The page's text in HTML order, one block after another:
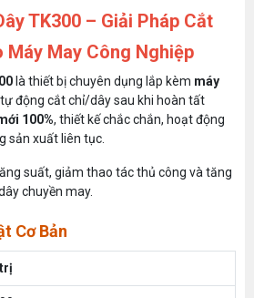
TK300 – Giải Pháp Cắt
Máy May Công Nghiệp
là thiết bị chuyên dụng lắp kèm máy
động cắt chỉ/dây sau khi hoàn tất
100%, thiết kế chắc chắn, hoạt động
sản xuất liên tục.
suất, giảm thao tác thủ công và tăng
chuyền may.
Cơ Bản